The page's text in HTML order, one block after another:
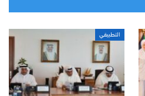
التطبيقي